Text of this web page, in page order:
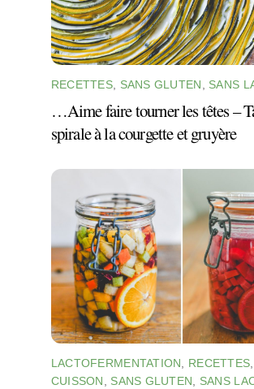
RECETTES, SANS GLUTEN SANS
…Aime faire tourner les têtes –
spirale à la courgette et gruyère
LACTOFERMENTATION RECETTES
CUISSON
SANS GLUTEN SANS